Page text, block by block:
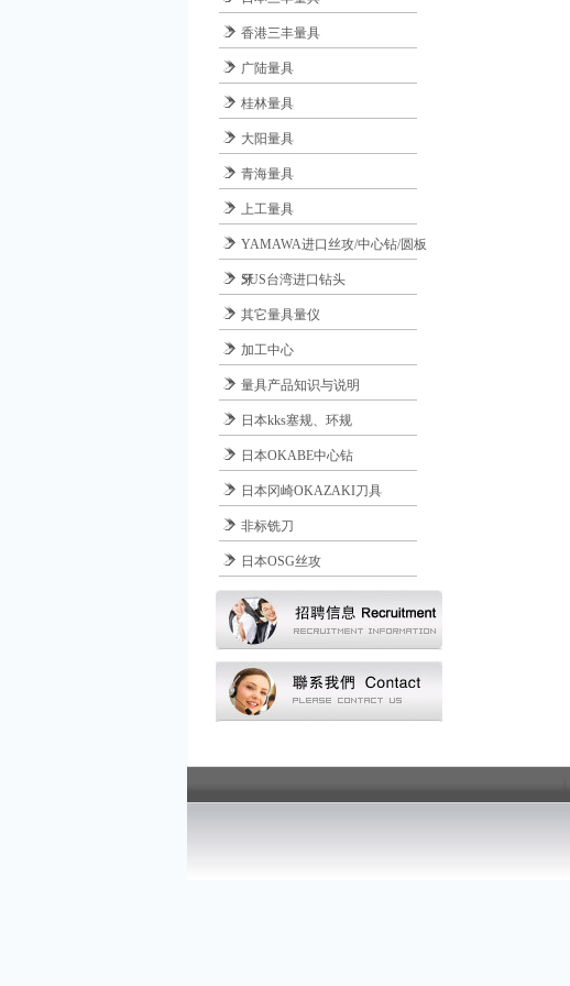
香港三丰量具
广陆量具
桂林量具
大阳量具
青海量具
上工量具
YAMAWA进口丝攻/中心钻/圆板
牙
SUS台湾进口钻头
其它量具量仪
加工中心
量具产品知识与说明
日本kks塞规、环规
日本OKABE中心钻
日本冈崎OKAZAKI刀具
非标铣刀
日本OSG丝攻